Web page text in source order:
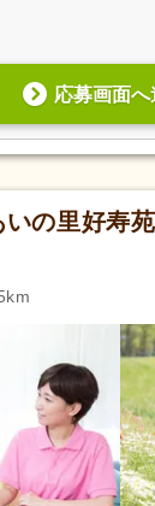
(323,544)応募画面へ
の里好寿